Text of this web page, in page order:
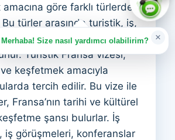
göre farklı türlerde
türler arasında turistik, iş,
ve sağlık gibi çeşitli
Turistik Fransa vizesi,
keşfetmek amacıyla
tercih edilir. Bu vize ile
Fransa’nın tarihi ve kültürel
şansı bulurlar. İş
iş görüşmeleri, konferanslar
Merhaba! Size nasıl yardımcı olabilirim? ×